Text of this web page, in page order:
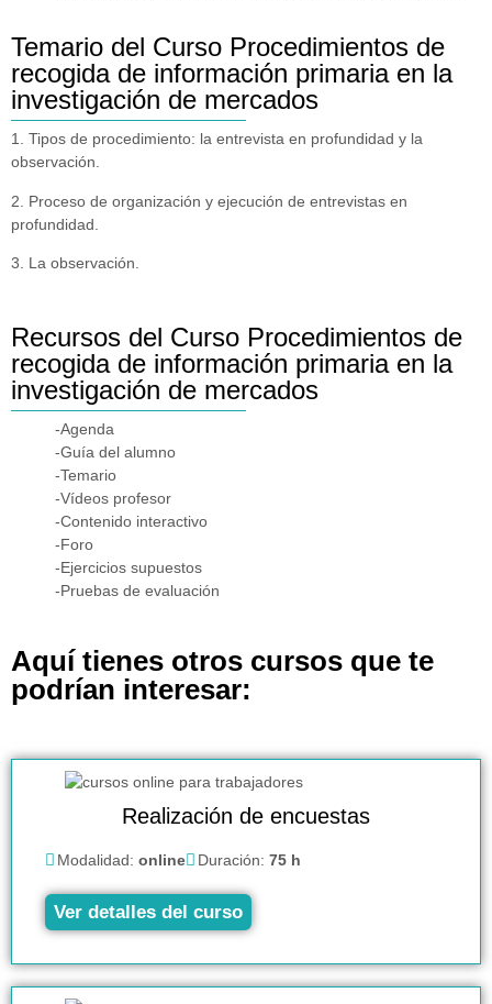
Temario del Curso Procedimientos de
recogida de información primaria en la
investigación de mercados
1. Tipos de procedimiento: la entrevista en profundidad y la
observación.
2. Proceso de organización y ejecución de entrevistas en
profundidad.
3. La observación.
Recursos del Curso Procedimientos de
recogida de información primaria en la
investigación de mercados
-Agenda
-Guía del alumno
-Temario
-Vídeos profesor
-Contenido interactivo
-Foro
-Ejercicios supuestos
-Pruebas de evaluación
Aquí tienes otros cursos que te
podrían interesar:
Realización de encuestas
Modalidad: online Duración: 75 h
Ver detalles del curso